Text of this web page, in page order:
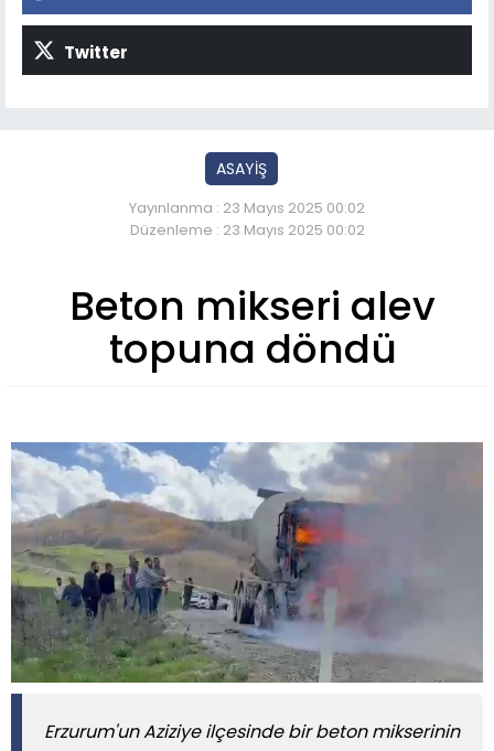
Twitter
ASAYİŞ
Yayınlanma : 23 Mayıs 2025 00:02
Düzenleme : 23 Mayıs 2025 00:02
Beton mikseri alev
topuna döndü
Erzurum'un Aziziye ilçesinde bir beton mikserinin